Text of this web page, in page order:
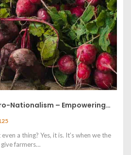
Nationalism – Empowering…
a thing? Yes, it is. It’s when we the
farmers…